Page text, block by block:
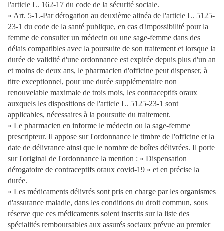
l'article L. 162-17 du code de la sécurité sociale.
« Art. 5-1.-Par dérogation au deuxième alinéa de l'article L. 5125-
23-1 du code de la santé publique, en cas d'impossibilité pour la
femme de consulter un médecin ou une sage-femme dans des
délais compatibles avec la poursuite de son traitement et lorsque la
durée de validité d'une ordonnance est expirée depuis plus d'un an
et moins de deux ans, le pharmacien d'officine peut dispenser, à
titre exceptionnel, pour une durée supplémentaire non
renouvelable maximale de trois mois, les contraceptifs oraux
auxquels les dispositions de l'article L. 5125-23-1 sont
applicables, nécessaires à la poursuite du traitement.
« Le pharmacien en informe le médecin ou la sage-femme
prescripteur. Il appose sur l'ordonnance le timbre de l'officine et la
date de délivrance ainsi que le nombre de boîtes délivrées. Il porte
sur l'original de l'ordonnance la mention : « Dispensation
dérogatoire de contraceptifs oraux covid-19 » et en précise la
durée.
« Les médicaments délivrés sont pris en charge par les organismes
d'assurance maladie, dans les conditions du droit commun, sous
réserve que ces médicaments soient inscrits sur la liste des
spécialités remboursables aux assurés sociaux prévue au premier